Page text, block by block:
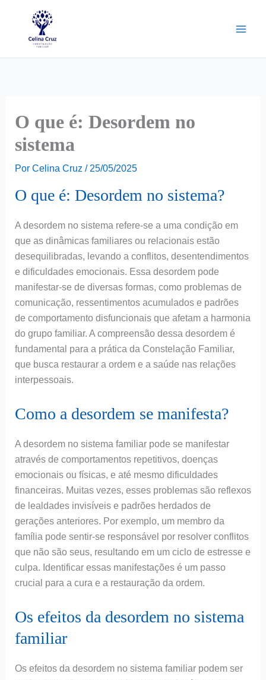
O que é: Desordem no
sistema
Por Celina Cruz / 25/05/2025
O que é: Desordem no sistema?
A desordem no sistema refere-se a uma condição em
que as dinâmicas familiares ou relacionais estão
desequilibradas, levando a conflitos, desentendimentos
e dificuldades emocionais. Essa desordem pode
manifestar-se de diversas formas, como problemas de
comunicação, ressentimentos acumulados e padrões
de comportamento disfuncionais que afetam a harmonia
do grupo familiar. A compreensão dessa desordem é
fundamental para a prática da Constelação Familiar,
que busca restaurar a ordem e a saúde nas relações
interpessoais.
Como a desordem se manifesta?
A desordem no sistema familiar pode se manifestar
através de comportamentos repetitivos, doenças
emocionais ou físicas, e até mesmo dificuldades
financeiras. Muitas vezes, esses problemas são reflexos
de lealdades invisíveis e padrões herdados de
gerações anteriores. Por exemplo, um membro da
família pode sentir-se responsável por resolver conflitos
que não são seus, resultando em um ciclo de estresse e
culpa. Identificar essas manifestações é um passo
crucial para a cura e a restauração da ordem.
Os efeitos da desordem no sistema
familiar
Os efeitos da desordem no sistema familiar podem ser